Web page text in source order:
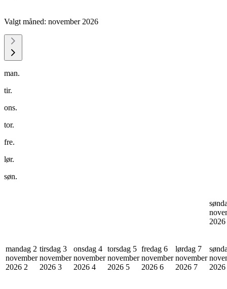
Valgt måned: november 2026
man.
tir.
ons.
tor.
fre.
lør.
søn.
2026
mandag 2
november
2026 2
tirsdag 3
november
2026 3
onsdag 4
november
2026 4
torsdag 5
november
2026 5
fredag 6
november
2026 6
lørdag 7
november
2026 7
2026